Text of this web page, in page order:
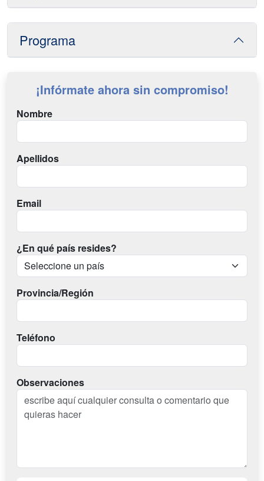
Programa
¡Infórmate ahora sin compromiso!
Nombre
Apellidos
Email
¿En qué país resides?
Provincia/Región
Teléfono
Observaciones